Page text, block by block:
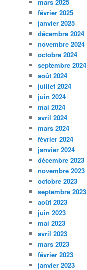
février 2025
janvier 2025
décembre 2024
novembre 2024
octobre 2024
septembre 2024
août 2024
juillet 2024
juin 2024
mai 2024
avril 2024
mars 2024
février 2024
janvier 2024
décembre 2023
novembre 2023
octobre 2023
septembre 2023
août 2023
juin 2023
mai 2023
avril 2023
mars 2023
février 2023
janvier 2023